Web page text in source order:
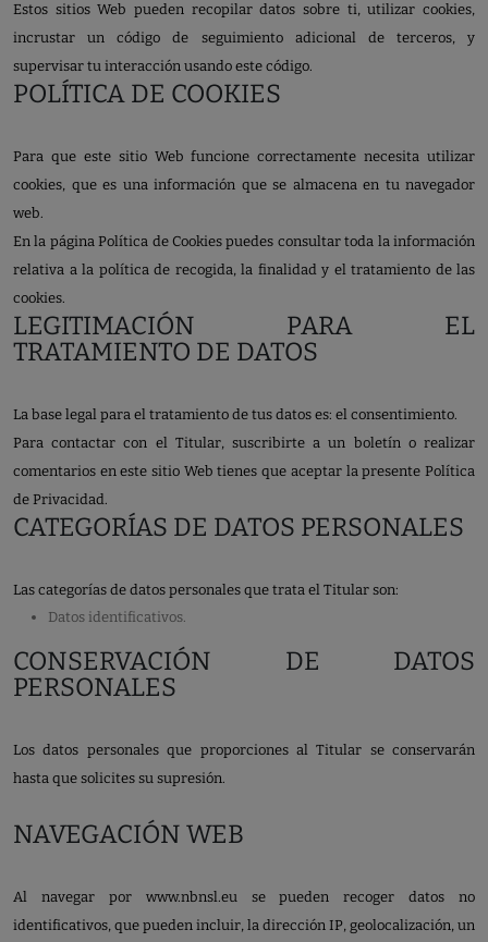
Estos sitios Web pueden recopilar datos sobre ti, utilizar cookies,
incrustar un código de seguimiento adicional de terceros, y
supervisar tu interacción usando este código.
POLÍTICA DE COOKIES
Para que este sitio Web funcione correctamente necesita utilizar
cookies, que es una información que se almacena en tu navegador
web.
En la página Política de Cookies puedes consultar toda la información
relativa a la política de recogida, la finalidad y el tratamiento de las
cookies.
LEGITIMACIÓN PARA EL
TRATAMIENTO DE DATOS
La base legal para el tratamiento de tus datos es: el consentimiento.
Para contactar con el Titular, suscribirte a un boletín o realizar
comentarios en este sitio Web tienes que aceptar la presente Política
de Privacidad.
CATEGORÍAS DE DATOS PERSONALES
Las categorías de datos personales que trata el Titular son:
Datos identificativos.
CONSERVACIÓN DE DATOS
PERSONALES
Los datos personales que proporciones al Titular se conservarán
hasta que solicites su supresión.
NAVEGACIÓN WEB
Al navegar por www.nbnsl.eu se pueden recoger datos no
identificativos, que pueden incluir, la dirección IP, geolocalización, un